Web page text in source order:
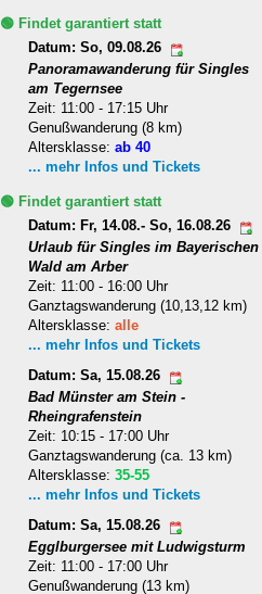
🟢 Findet garantiert statt
Datum: So, 09.08.26
Panoramawanderung für Singles
am Tegernsee
Zeit: 11:00 - 17:15 Uhr
Genußwanderung (8 km)
Altersklasse:ab 40
... mehr Infos und Tickets
🟢 Findet garantiert statt
Datum: Fr, 14.08.- So, 16.08.26
Urlaub für Singles im Bayerischen
Wald am Arber
Zeit: 11:00 - 16:00 Uhr
Ganztagswanderung (10,13,12 km)
Altersklasse:alle
... mehr Infos und Tickets
Datum: Sa, 15.08.26
Bad Münster am Stein -
Rheingrafenstein
Zeit: 10:15 - 17:00 Uhr
Ganztagswanderung (ca. 13 km)
Altersklasse:35-55
... mehr Infos und Tickets
Datum: Sa, 15.08.26
Egglburgersee mit Ludwigsturm
Zeit: 11:00 - 17:00 Uhr
Genußwanderung (13 km)